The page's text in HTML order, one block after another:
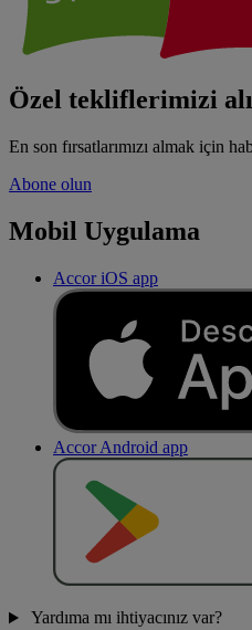
Özel tekliflerimizi
En son fırsatlarımızı almak için
Abone olun
Mobil Uygulama
Accor iOS app
Accor Android app
Yardıma mı ihtiyacınız var?